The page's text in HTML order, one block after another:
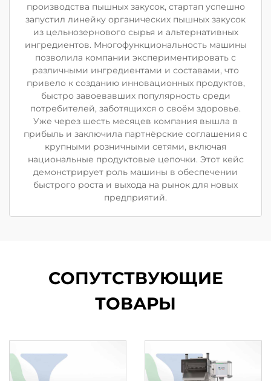
производства пышных закусок, стартап успешно
запустил линейку органических пышных закусок
из цельнозернового сырья и альтернативных
ингредиентов. Многофункциональность машины
позволила компании экспериментировать с
различными ингредиентами и составами, что
привело к созданию инновационных продуктов,
быстро завоевавших популярность среди
потребителей, заботящихся о своём здоровье.
Уже через шесть месяцев компания вышла в
прибыль и заключила партнёрские соглашения с
крупными розничными сетями, включая
национальные продуктовые цепочки. Этот кейс
демонстрирует роль машины в обеспечении
быстрого роста и выхода на рынок для новых
предприятий.
СОПУТСТВУЮЩИЕ
ТОВАРЫ